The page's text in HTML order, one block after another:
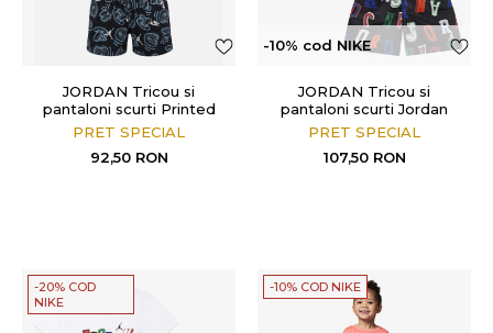
JORDAN Tricou si
pantaloni scurti Printed
Movement Lines
PRET SPECIAL
92,50 RON
-10% cod NIKE
JORDAN Tricou si
pantaloni scurti Jordan
Court Of Legends
PRET SPECIAL
107,50 RON
-20% COD
NIKE
-10% COD NIKE